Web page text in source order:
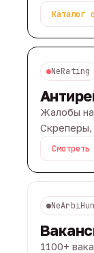
Каталог
NeRating
Жалобы
1100+